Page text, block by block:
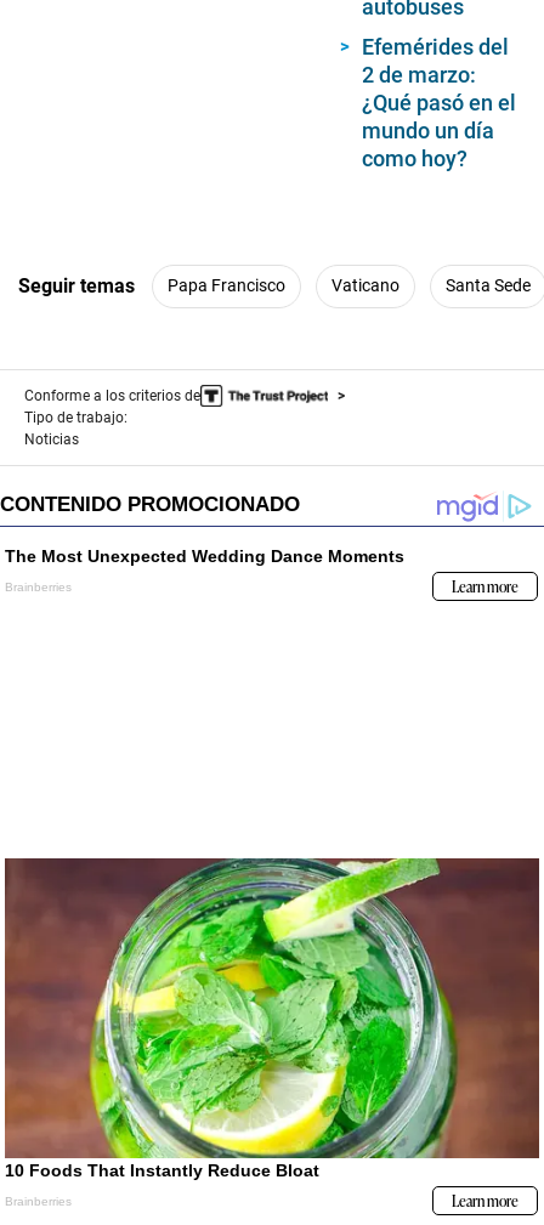
autobuses
Efemérides del
2 de marzo:
¿Qué pasó en el
mundo un día
como hoy?
Seguir temas Papa Francisco Vaticano Santa Sede
Conforme a los criterios de
Tipo de trabajo:
Noticias